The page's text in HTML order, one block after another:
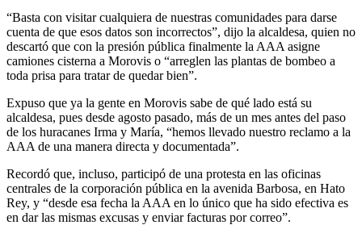
“Basta con visitar cualquiera de nuestras comunidades para darse
cuenta de que esos datos son incorrectos”, dijo la alcaldesa, quien no
descartó que con la presión pública finalmente la AAA asigne
camiones cisterna a Morovis o “arreglen las plantas de bombeo a
toda prisa para tratar de quedar bien”.
Expuso que ya la gente en Morovis sabe de qué lado está su
alcaldesa, pues desde agosto pasado, más de un mes antes del paso
de los huracanes Irma y María, “hemos llevado nuestro reclamo a la
AAA de una manera directa y documentada”.
Recordó que, incluso, participó de una protesta en las oficinas
centrales de la corporación pública en la avenida Barbosa, en Hato
Rey, y “desde esa fecha la AAA en lo único que ha sido efectiva es
en dar las mismas excusas y enviar facturas por correo”.